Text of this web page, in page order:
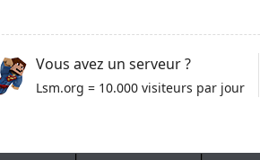
Vous avez un serveur ?
Lsm.org = 10.000 visiteurs par jour